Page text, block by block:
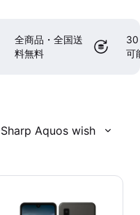
全商品・全国送
料無料
30
可
Sharp Aquos wish